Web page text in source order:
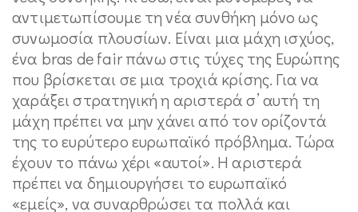
αντιμετωπίσουμε τη νέα συνθήκη μόνο ως
συνωμοσία πλουσίων. Είναι μια μάχη ισχύος,
ένα bras de fair πάνω στις τύχες της Ευρώπης
που βρίσκεται σε μια τροχιά κρίσης. Για να
χαράξει στρατηγική η αριστερά σ’ αυτή τη
μάχη πρέπει να μην χάνει από τον ορίζοντά
της το ευρύτερο ευρωπαϊκό πρόβλημα. Τώρα
έχουν το πάνω χέρι «αυτοί». Η αριστερά
πρέπει να δημιουργήσει το ευρωπαϊκό
«εμείς», να συναρθρώσει τα πολλά και